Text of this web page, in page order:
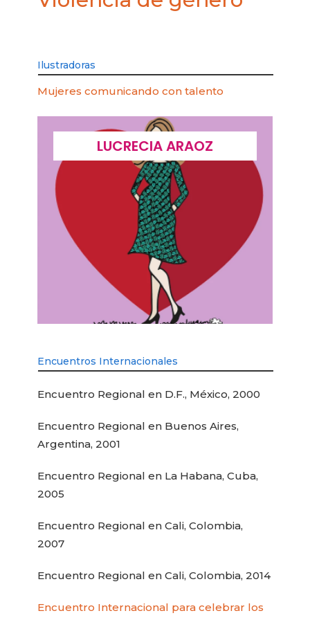
Ilustradoras
Mujeres comunicando con talento
LUCRECIA ARAOZ
Encuentros Internacionales
Encuentro Regional en D.F., México, 2000
Encuentro Regional en Buenos Aires,
Argentina, 2001
Encuentro Regional en La Habana, Cuba,
2005
Encuentro Regional en Cali, Colombia,
2007
Encuentro Regional en Cali, Colombia, 2014
Encuentro Internacional para celebrar los